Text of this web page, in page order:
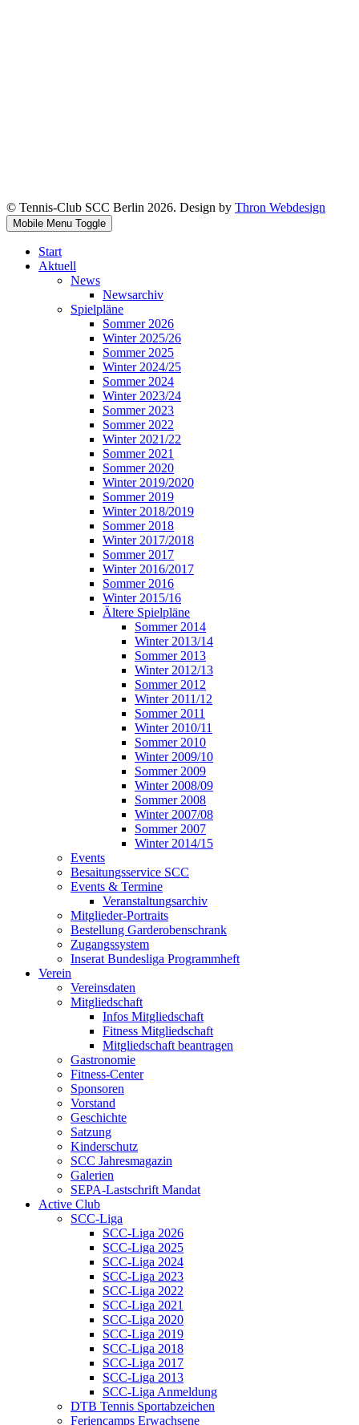
© Tennis-Club SCC Berlin 2026. Design by Thron Webdesign
Mobile Menu Toggle
Start
Aktuell
News
Newsarchiv
Spielpläne
Sommer 2026
Winter 2025/26
Sommer 2025
Winter 2024/25
Sommer 2024
Winter 2023/24
Sommer 2023
Sommer 2022
Winter 2021/22
Sommer 2021
Sommer 2020
Winter 2019/2020
Sommer 2019
Winter 2018/2019
Sommer 2018
Winter 2017/2018
Sommer 2017
Winter 2016/2017
Sommer 2016
Winter 2015/16
Ältere Spielpläne
Sommer 2014
Winter 2013/14
Sommer 2013
Winter 2012/13
Sommer 2012
Winter 2011/12
Sommer 2011
Winter 2010/11
Sommer 2010
Winter 2009/10
Sommer 2009
Winter 2008/09
Sommer 2008
Winter 2007/08
Sommer 2007
Winter 2014/15
Events
Besaitungsservice SCC
Events & Termine
Veranstaltungsarchiv
Mitglieder-Portraits
Bestellung Garderobenschrank
Zugangssystem
Inserat Bundesliga Programmheft
Verein
Vereinsdaten
Mitgliedschaft
Infos Mitgliedschaft
Fitness Mitgliedschaft
Mitgliedschaft beantragen
Gastronomie
Fitness-Center
Sponsoren
Vorstand
Geschichte
Satzung
Kinderschutz
SCC Jahresmagazin
Galerien
SEPA-Lastschrift Mandat
Active Club
SCC-Liga
SCC-Liga 2026
SCC-Liga 2025
SCC-Liga 2024
SCC-Liga 2023
SCC-Liga 2022
SCC-Liga 2021
SCC-Liga 2020
SCC-Liga 2019
SCC-Liga 2018
SCC-Liga 2017
SCC-Liga 2013
SCC-Liga Anmeldung
DTB Tennis Sportabzeichen
Feriencamps Erwachsene